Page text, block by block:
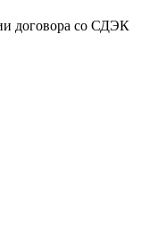
договора со СДЭК